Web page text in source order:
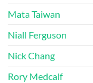
Mata Taiwan
Niall Ferguson
Nick Chang
Rory Medcalf